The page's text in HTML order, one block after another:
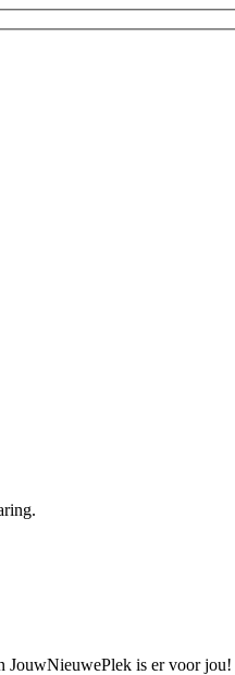
JouwNieuwePlek is er voor